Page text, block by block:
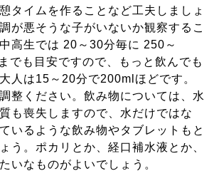
タイムを作ることなど工夫しましょ
が悪そうな子がいないか観察するこ
高生では 20 ～ 30分毎に 250 ～
も目安ですので、もっと飲んでも
人は15 ～ 20分で200ml ほどです。
整ください。飲み物については、水
も喪失しますので、水だけではな
いるような飲み物やタブレットもと
う。ポカリとか、経口補水液とか、
いなものがよいでしょう。